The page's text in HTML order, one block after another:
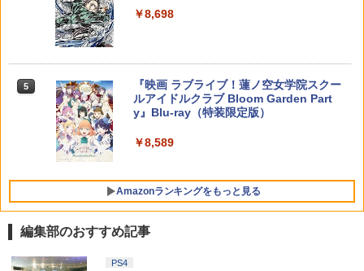
ジナル特典「ミオ アクリルスタンド」付
￥9,200
5
PS5 ARMORED CORE 6 FIRES OF RU
BICON
￥5,500
スイッチ2かわいい Nintendo 対応 スイ
￥2,880
~ USA正規品 アニメ 美少女アニメ 日本
￥6,270
ニンテンドープリペイド番号 5000円|オ
ンラインコード版
【純正品】DualSense ワイヤレスコン
￥10,737
S5、PS5 Pro、Xbox One、Xbox Serie
￥14,141
￥8,698
5
『映画 ラブライブ！蓮ノ空女学院スクー
ルアイドルクラブ Bloom Garden Part
y』Blu-ray（特装限定版）
￥8,589
Amazonランキングをもっと見る
編集部のおすすめ記事
PS4